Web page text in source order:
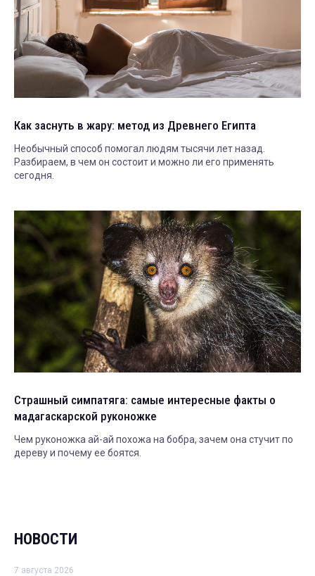
Как заснуть в жару: метод из Древнего Египта
Необычный способ помогал людям тысячи лет назад.
Разбираем, в чем он состоит и можно ли его применять
сегодня.
Страшный симпатяга: самые интересные факты о
мадагаскарской руконожке
Чем руконожка ай-ай похожа на бобра, зачем она стучит по
дереву и почему ее боятся.
НОВОСТИ
7 августа 2026